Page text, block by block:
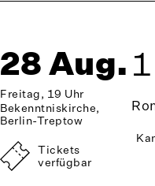
28 Aug.
Freitag, 19 Uhr
Bekenntniskirche,
Berlin-Treptow
Tickets
verfügbar